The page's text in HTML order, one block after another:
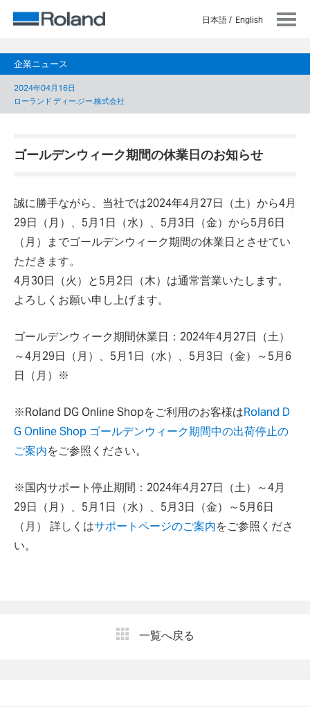
日本語 English
企業ニュース
2024年04月16日
ローランド ディー.ジー.株式会社
ゴールデンウィーク期間の休業日のお知らせ
誠に勝手ながら、当社では2024年4月27日（土）から4月
29日（月）、5月1日（水）、5月3日（金）から5月6日
（月）までゴールデンウィーク期間の休業日とさせてい
ただきます。
4月30日（火）と5月2日（木）は通常営業いたします。
よろしくお願い申し上げます。
ゴールデンウィーク期間休業日：2024年4月27日（土）
～4月29日（月）、5月1日（水）、5月3日（金）～5月6
日（月）※
※Roland DG Online Shopをご利用のお客様はRoland D
G Online Shop ゴールデンウィーク期間中の出荷停止の
ご案内をご参照ください。
※国内サポート停止期間：2024年4月27日（土）～4月
29日（月）、5月1日（水）、5月3日（金）～5月6日
（月） 詳しくはサポートページのご案内をご参照くださ
い。
一覧へ戻る